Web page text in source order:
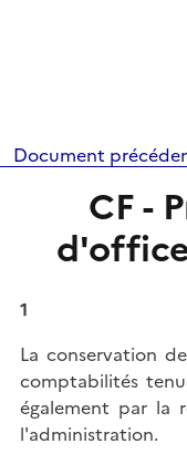
Document
CF -
1
La conservation
comptabilités
également par la
l'administration.